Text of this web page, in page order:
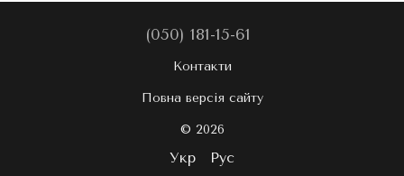
(050) 181-15-61
Контакти
Повна версія сайту
© 2026
Укр Рус